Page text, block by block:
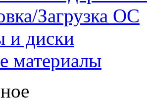
Загрузка ОС
и диски
материалы